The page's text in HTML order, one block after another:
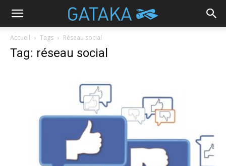
Accueil Tags Réseau social
Tag: réseau social